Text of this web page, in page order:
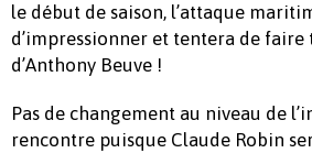
le début de saison, l’attaque
d’impressionner et tentera de
d’Anthony Beuve !
Pas de changement au niveau de
rencontre puisque Claude Robin